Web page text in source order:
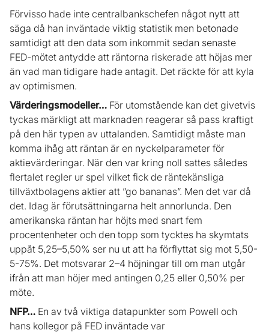
Förvisso hade inte centralbankschefen något nytt att
säga då han inväntade viktig statistik men betonade
samtidigt att den data som inkommit sedan senaste
FED-mötet antydde att räntorna riskerade att höjas mer
än vad man tidigare hade antagit. Det räckte för att kyla
av optimismen.
Värderingsmodeller… För utomstående kan det givetvis
tyckas märkligt att marknaden reagerar så pass kraftigt
på den här typen av uttalanden. Samtidigt måste man
komma ihåg att räntan är en nyckelparameter för
aktievärderingar. När den var kring noll sattes således
flertalet regler ur spel vilket fick de räntekänsliga
tillväxtbolagens aktier att ”go bananas”. Men det var då
det. Idag är förutsättningarna helt annorlunda. Den
amerikanska räntan har höjts med snart fem
procentenheter och den topp som tycktes ha skymtats
uppåt 5,25–5,50% ser nu ut att ha förflyttat sig mot 5,50-
5-75%. Det motsvarar 2–4 höjningar till om man utgår
ifrån att man höjer med antingen 0,25 eller 0,50% per
möte.
NFP… En av två viktiga datapunkter som Powell och
hans kollegor på FED inväntade var